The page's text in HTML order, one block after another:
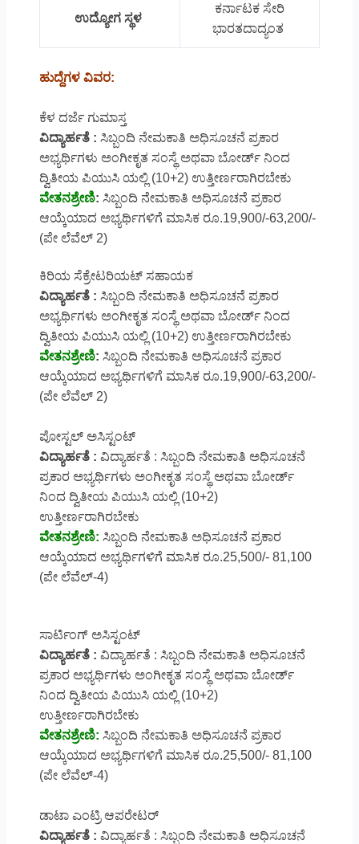
ಉದ್ಯೋಗ ಸ್ಥಳ
ಕರ್ನಾಟಕ ಸೇರಿ
ಭಾರತದಾದ್ಯಂತ
ಹುದ್ದೆಗಳ ವಿವರ:
ಕೆಳ ದರ್ಜೆ ಗುಮಾಸ್ತ
ವಿದ್ಯಾರ್ಹತೆ : ಸಿಬ್ಬಂದಿ ನೇಮಕಾತಿ ಅಧಿಸೂಚನೆ ಪ್ರಕಾರ
ಅಭ್ಯರ್ಥಿಗಳು ಅಂಗೀಕೃತ ಸಂಸ್ಥೆ ಅಥವಾ ಬೋರ್ಡ್ ನಿಂದ
ದ್ವಿತೀಯ ಪಿಯುಸಿ ಯಲ್ಲಿ (10+2) ಉತ್ತೀರ್ಣರಾಗಿರಬೇಕು
ವೇತನಶ್ರೇಣಿ: ಸಿಬ್ಬಂದಿ ನೇಮಕಾತಿ ಅಧಿಸೂಚನೆ ಪ್ರಕಾರ
ಆಯ್ಕೆಯಾದ ಅಭ್ಯರ್ಥಿಗಳಿಗೆ ಮಾಸಿಕ ರೂ.19,900/-63,200/-
(ಪೇ ಲೆವೆಲ್ 2)
ಕಿರಿಯ ಸೆಕ್ರೇಟರಿಯಟ್ ಸಹಾಯಕ
ವಿದ್ಯಾರ್ಹತೆ : ಸಿಬ್ಬಂದಿ ನೇಮಕಾತಿ ಅಧಿಸೂಚನೆ ಪ್ರಕಾರ
ಅಭ್ಯರ್ಥಿಗಳು ಅಂಗೀಕೃತ ಸಂಸ್ಥೆ ಅಥವಾ ಬೋರ್ಡ್ ನಿಂದ
ದ್ವಿತೀಯ ಪಿಯುಸಿ ಯಲ್ಲಿ (10+2) ಉತ್ತೀರ್ಣರಾಗಿರಬೇಕು
ವೇತನಶ್ರೇಣಿ: ಸಿಬ್ಬಂದಿ ನೇಮಕಾತಿ ಅಧಿಸೂಚನೆ ಪ್ರಕಾರ
ಆಯ್ಕೆಯಾದ ಅಭ್ಯರ್ಥಿಗಳಿಗೆ ಮಾಸಿಕ ರೂ.19,900/-63,200/-
(ಪೇ ಲೆವೆಲ್ 2)
ಪೋಸ್ಟಲ್ ಅಸಿಸ್ಟಂಟ್‌
ವಿದ್ಯಾರ್ಹತೆ : ವಿದ್ಯಾರ್ಹತೆ : ಸಿಬ್ಬಂದಿ ನೇಮಕಾತಿ ಅಧಿಸೂಚನೆ
ಪ್ರಕಾರ ಅಭ್ಯರ್ಥಿಗಳು ಅಂಗೀಕೃತ ಸಂಸ್ಥೆ ಅಥವಾ ಬೋರ್ಡ್
ನಿಂದ ದ್ವಿತೀಯ ಪಿಯುಸಿ ಯಲ್ಲಿ (10+2)
ಉತ್ತೀರ್ಣರಾಗಿರಬೇಕು
ವೇತನಶ್ರೇಣಿ: ಸಿಬ್ಬಂದಿ ನೇಮಕಾತಿ ಅಧಿಸೂಚನೆ ಪ್ರಕಾರ
ಆಯ್ಕೆಯಾದ ಅಭ್ಯರ್ಥಿಗಳಿಗೆ ಮಾಸಿಕ ರೂ.25,500/- 81,100
(ಪೇ ಲೆವೆಲ್-4)
ಸಾರ್ಟಿಂಗ್ ಅಸಿಸ್ಟಂಟ್
ವಿದ್ಯಾರ್ಹತೆ : ವಿದ್ಯಾರ್ಹತೆ : ಸಿಬ್ಬಂದಿ ನೇಮಕಾತಿ ಅಧಿಸೂಚನೆ
ಪ್ರಕಾರ ಅಭ್ಯರ್ಥಿಗಳು ಅಂಗೀಕೃತ ಸಂಸ್ಥೆ ಅಥವಾ ಬೋರ್ಡ್
ನಿಂದ ದ್ವಿತೀಯ ಪಿಯುಸಿ ಯಲ್ಲಿ (10+2)
ಉತ್ತೀರ್ಣರಾಗಿರಬೇಕು
ವೇತನಶ್ರೇಣಿ: ಸಿಬ್ಬಂದಿ ನೇಮಕಾತಿ ಅಧಿಸೂಚನೆ ಪ್ರಕಾರ
ಆಯ್ಕೆಯಾದ ಅಭ್ಯರ್ಥಿಗಳಿಗೆ ಮಾಸಿಕ ರೂ.25,500/- 81,100
(ಪೇ ಲೆವೆಲ್-4)
ಡಾಟಾ ಎಂಟ್ರಿ ಆಪರೇಟರ್
ವಿದ್ಯಾರ್ಹತೆ : ವಿದ್ಯಾರ್ಹತೆ : ಸಿಬ್ಬಂದಿ ನೇಮಕಾತಿ ಅಧಿಸೂಚನೆ